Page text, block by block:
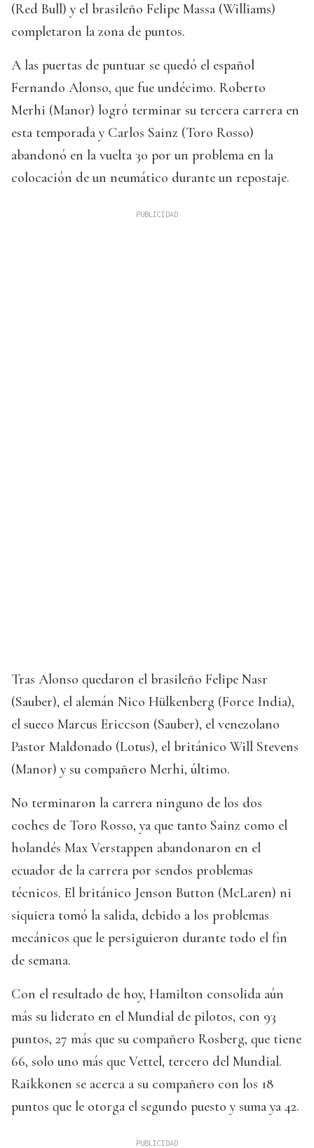
(Red Bull) y el brasileño Felipe Massa (Williams)
completaron la zona de puntos.
A las puertas de puntuar se quedó el español
Fernando Alonso, que fue undécimo. Roberto
Merhi (Manor) logró terminar su tercera carrera en
esta temporada y Carlos Sainz (Toro Rosso)
abandonó en la vuelta 30 por un problema en la
colocación de un neumático durante un repostaje.
Tras Alonso quedaron el brasileño Felipe Nasr
(Sauber), el alemán Nico Hülkenberg (Force India),
el sueco Marcus Ericcson (Sauber), el venezolano
Pastor Maldonado (Lotus), el británico Will Stevens
(Manor) y su compañero Merhi, último.
No terminaron la carrera ninguno de los dos
coches de Toro Rosso, ya que tanto Sainz como el
holandés Max Verstappen abandonaron en el
ecuador de la carrera por sendos problemas
técnicos. El británico Jenson Button (McLaren) ni
siquiera tomó la salida, debido a los problemas
mecánicos que le persiguieron durante todo el fin
de semana.
Con el resultado de hoy, Hamilton consolida aún
más su liderato en el Mundial de pilotos, con 93
puntos, 27 más que su compañero Rosberg, que tiene
66, solo uno más que Vettel, tercero del Mundial.
Raikkonen se acerca a su compañero con los 18
puntos que le otorga el segundo puesto y suma ya 42.